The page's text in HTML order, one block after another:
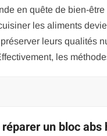
en quête de bien-être
les aliments
leurs qualités
les
un bloc abs